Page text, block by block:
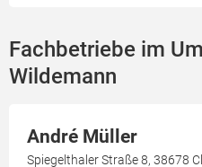
Fachbetriebe im
Wildemann
André Müller
Spiegelthaler Straße 8, 38678